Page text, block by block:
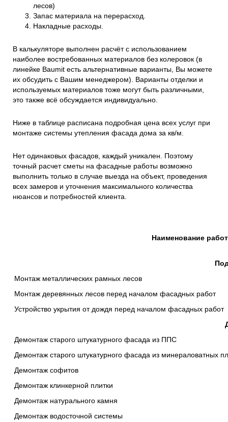
лесов)
Запас материала на перерасход.
Накладные расходы.
В калькуляторе выполнен расчёт с использованием
наиболее востребованных материалов без колеровок (в
линейке Baumit есть альтернативные варианты, Вы можете
их обсудить с Вашим менеджером). Варианты отделки и
используемых материалов тоже могут быть различными,
это также всё обсуждается индивидуально.
Ниже в таблице расписана подробная цена всех услуг при
монтаже системы утепления фасада дома за кв/м.
Нет одинаковых фасадов, каждый уникален. Поэтому
точный расчет сметы на фасадные работы возможно
выполнить только в случае выезда на объект, проведения
всех замеров и уточнения максимального количества
нюансов и потребностей клиента.
Наименование работ
Монтаж металлических рамных лесов
Монтаж деревянных лесов перед началом фасадных работ
Устройство укрытия от дождя перед началом фасадных работ
Демонтаж старого штукатурного фасада из ППС
Демонтаж старого штукатурного фасада из минераловатных
Демонтаж софитов
Демонтаж клинкерной плитки
Демонтаж натурального камня
Демонтаж водосточной системы